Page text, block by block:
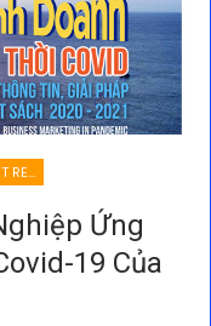
THỊ TRƯỜNG MARKET RESEARCH
Ứng
19 Của